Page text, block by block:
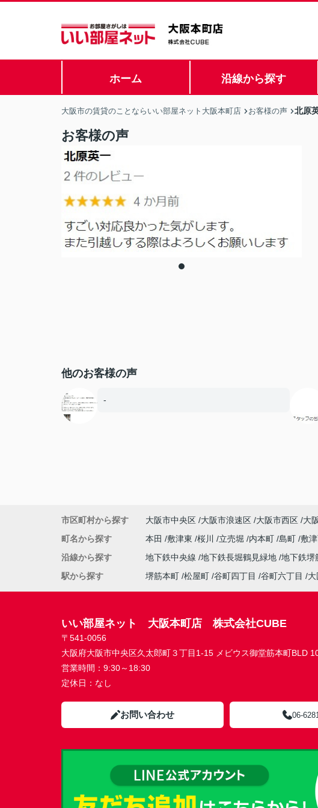
ホーム 沿線から探す
大阪市の賃貸のことならいい部屋ネット大阪本町店 お客様の声 北原
お客様の声
他のお客様の声
-
市区町村から探す 大阪市中央区 大阪市浪速区 大阪市西区 大
町名から探す
本田 敷津東 桜川 立売堀 内本町 島町 敷
沿線から探す
地下鉄中央線 地下鉄長堀鶴見緑地 地下鉄堺
駅から探す
堺筋本町 松屋町 谷町四丁目 谷町六丁目
いい部屋ネット 大阪本町店 株式会社CUBE
〒541-0056
大阪府大阪市中央区久太郎町３丁目1-15 メビウス御堂筋本町BLD
営業時間： 9:30～18:30
定休日： なし
お問い合わせ 06-